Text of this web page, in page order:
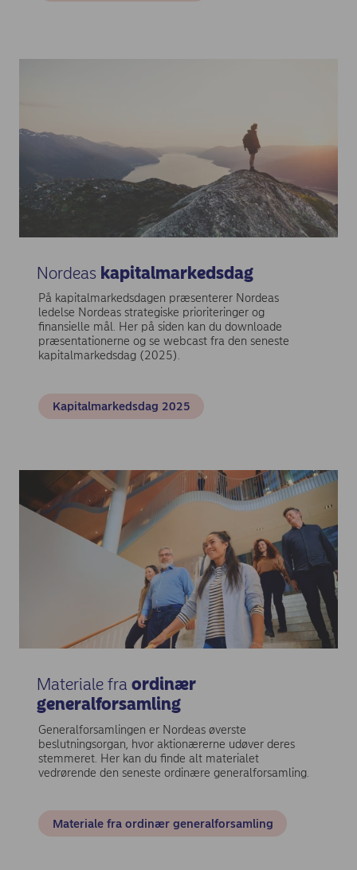
Nordeas kapitalmarkedsdag
På kapitalmarkedsdagen præsenterer Nordeas
ledelse Nordeas strategiske prioriteringer og
finansielle mål. Her på siden kan du downloade
præsentationerne og se webcast fra den seneste
kapitalmarkedsdag (2025).
Kapitalmarkedsdag 2025
Materiale fra ordinær
generalforsamling
Generalforsamlingen er Nordeas øverste
beslutningsorgan, hvor aktionærerne udøver deres
stemmeret. Her kan du finde alt materialet
vedrørende den seneste ordinære generalforsamling.
Materiale fra ordinær generalforsamling